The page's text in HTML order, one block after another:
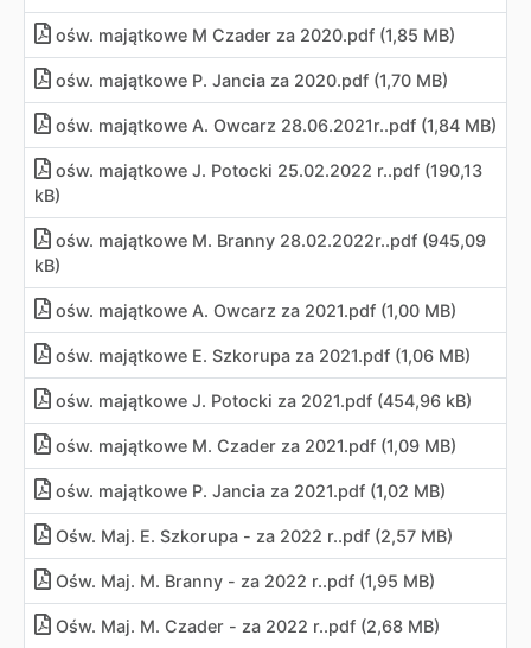
ośw. majątkowe M Czader za 2020.pdf (1,85 MB)
ośw. majątkowe P. Jancia za 2020.pdf (1,70 MB)
ośw. majątkowe A. Owcarz 28.06.2021r..pdf (1,84 MB)
ośw. majątkowe J. Potocki 25.02.2022 r..pdf (190,13
kB)
ośw. majątkowe M. Branny 28.02.2022r..pdf (945,09
kB)
ośw. majątkowe A. Owcarz za 2021.pdf (1,00 MB)
ośw. majątkowe E. Szkorupa za 2021.pdf (1,06 MB)
ośw. majątkowe J. Potocki za 2021.pdf (454,96 kB)
ośw. majątkowe M. Czader za 2021.pdf (1,09 MB)
ośw. majątkowe P. Jancia za 2021.pdf (1,02 MB)
Ośw. Maj. E. Szkorupa - za 2022 r..pdf (2,57 MB)
Ośw. Maj. M. Branny - za 2022 r..pdf (1,95 MB)
Ośw. Maj. M. Czader - za 2022 r..pdf (2,68 MB)